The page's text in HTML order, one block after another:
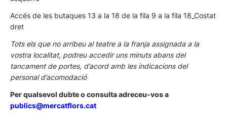
Accés de les butaques 13 a la 18 de la fila 9 a la fila 18_Costat
dret
Tots els que no arribeu al teatre a la franja assignada a la
vostra localitat, podreu accedir uns minuts abans del
tancament de portes, d’acord amb les indicacions del
personal d’acomodació
Per qualsevol dubte o consulta adreceu-vos a
publics@mercatflors.cat